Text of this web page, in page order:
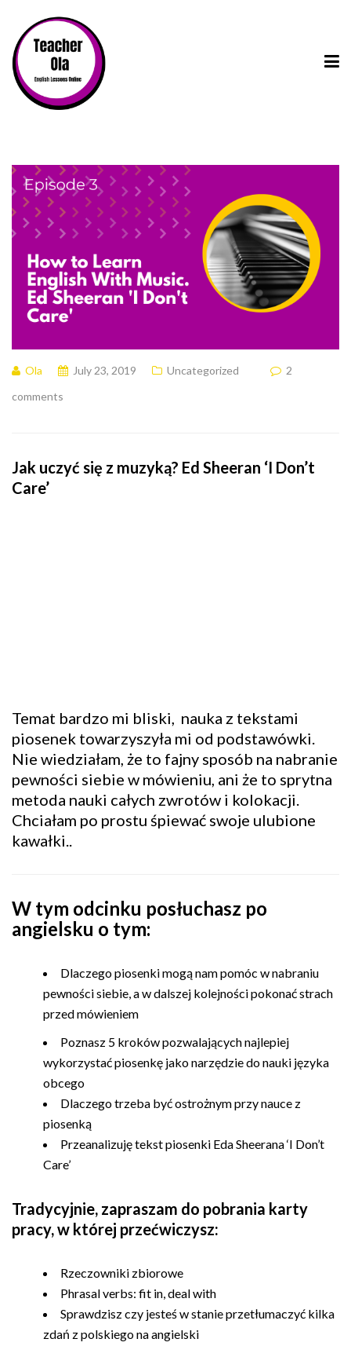
Ola July 23, 2019 Uncategorized
2
comments
Jak uczyć się z muzyką? Ed Sheeran ‘I Don’t
Care’
Temat bardzo mi bliski, nauka z tekstami
piosenek towarzyszyła mi od podstawówki.
Nie wiedziałam, że to fajny sposób na nabranie
pewności siebie w mówieniu, ani że to sprytna
metoda nauki całych zwrotów i kolokacji.
Chciałam po prostu śpiewać swoje ulubione
kawałki..
W tym odcinku posłuchasz po
angielsku o tym:
Dlaczego piosenki mogą nam pomóc w nabraniu
pewności siebie, a w dalszej kolejności pokonać strach
przed mówieniem
Poznasz 5 kroków pozwalających najlepiej
wykorzystać piosenkę jako narzędzie do nauki języka
obcego
Dlaczego trzeba być ostrożnym przy nauce z
piosenką
Przeanalizuję tekst piosenki Eda Sheerana ‘I Don’t
Care’
Tradycyjnie, zapraszam do pobrania karty
pracy, w której przećwiczysz:
Rzeczowniki zbiorowe
Phrasal verbs: fit in, deal with
Sprawdzisz czy jesteś w stanie przetłumaczyć kilka
zdań z polskiego na angielski